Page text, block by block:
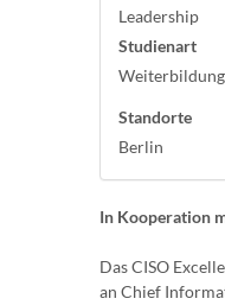
Leadership
Studienart
Weiterbildung
Standorte
Berlin
In Kooperation
Das CISO
an Chief